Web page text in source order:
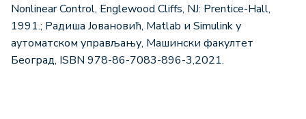
Nonlinear Control, Englewood Cliffs, NJ: Prentice-Hall,
1991.; Радиша Јовановић, Mаtlab и Simulink у
аутоматском управљању, Машински факултет
Београд, ISBN 978-86-7083-896-3,2021.